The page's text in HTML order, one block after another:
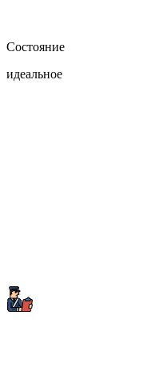
Состояние
идеальное